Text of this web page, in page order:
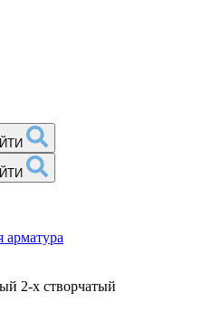
арматура
2-х створчатый